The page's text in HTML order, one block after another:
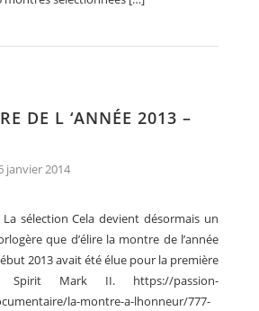
DE L ‘ANNÉE 2013 –
janvier 2014
sélection Cela devient désormais un
que d’élire la montre de l’année
2013 avait été élue pour la première
Spirit Mark II. https://passion-
la-montre-a-lhonneur/777-